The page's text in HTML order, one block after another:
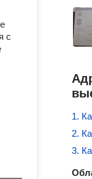
с
1.
2.
3.